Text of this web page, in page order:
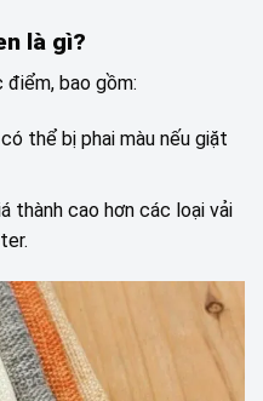
là gì?
bao gồm:
thể bị phai màu nếu giặt
thành cao hơn các loại vải